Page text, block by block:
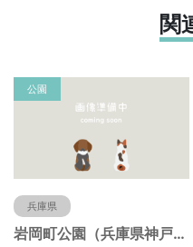
関
公園
兵庫県
岩岡町公園（兵庫県神戸市）